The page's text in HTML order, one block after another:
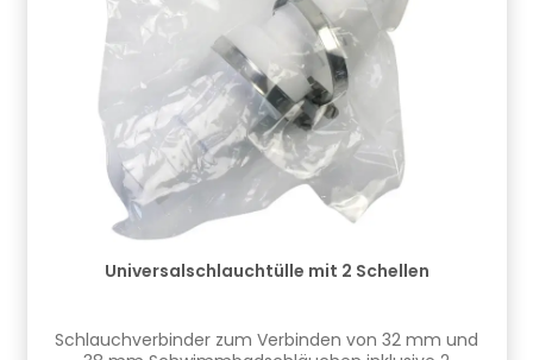
Universalschlauchtülle mit 2 Schellen
Schlauchverbinder zum Verbinden von 32 mm und